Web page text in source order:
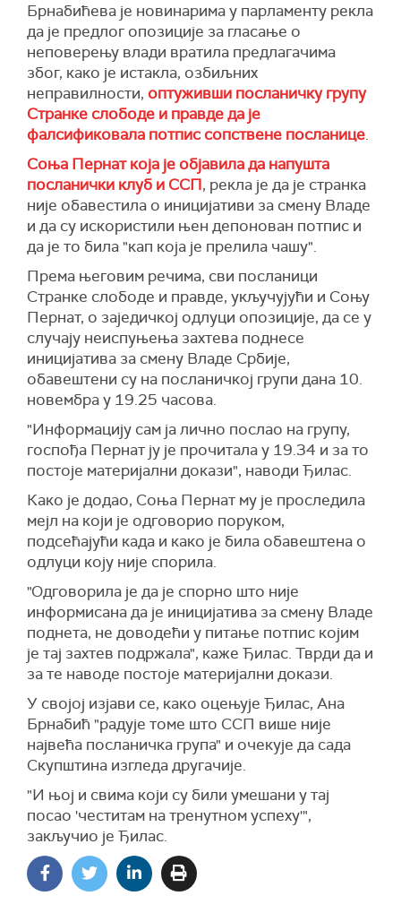
Брнабићева је новинарима у парламенту рекла
да је предлог опозиције за гласање о
неповерењу влади вратила предлагачима
због, како је истакла, озбиљних
неправилности, оптуживши посланичку групу
Странке слободе и правде да је
фалсификовала потпис сопствене посланице.
Соња Пернат која је објавила да напушта
посланички клуб и ССП, рекла је да је странка
није обавестила о иницијативи за смену Владе
и да су искористили њен депонован потпис и
да је то била "кап која је прелила чашу".
Према његовим речима, сви посланици
Странке слободе и правде, укључујући и Соњу
Пернат, о заједичкој одлуци опозиције, да се у
случају неиспуњења захтева поднесе
иницијатива за смену Владе Србије,
обавештени су на посланичкој групи дана 10.
новембра у 19.25 часова.
"Информацију сам ја лично послао на групу,
госпођа Пернат ју је прочитала у 19.34 и за то
постоје материјални докази", наводи Ђилас.
Како је додао, Соња Пернат му је проследила
мејл на који је одговорио поруком,
подсећајући када и како је била обавештена о
одлуци коју није спорила.
"Одговорила је да је спорно што није
информисана да је иницијатива за смену Владе
поднета, не доводећи у питање потпис којим
је тај захтев подржала", каже Ђилас. Тврди да и
за те наводе постоје материјални докази.
У својој изјави се, како оцењује Ђилас, Ана
Брнабић "радује томе што ССП више није
највећа посланичка група" и очекује да сада
Скупштина изгледа другачије.
"И њој и свима који су били умешани у тај
посао 'честитам на тренутном успеху'",
закључио је Ђилас.